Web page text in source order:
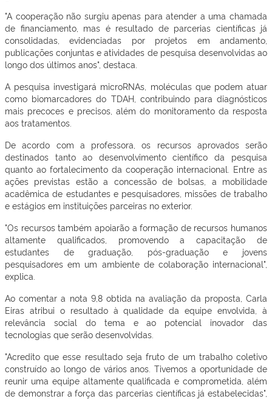
"A cooperação não surgiu apenas para atender a uma chamada
de financiamento, mas é resultado de parcerias científicas já
consolidadas, evidenciadas por projetos em andamento,
publicações conjuntas e atividades de pesquisa desenvolvidas ao
longo dos últimos anos", destaca.
A pesquisa investigará microRNAs, moléculas que podem atuar
como biomarcadores do TDAH, contribuindo para diagnósticos
mais precoces e precisos, além do monitoramento da resposta
aos tratamentos.
De acordo com a professora, os recursos aprovados serão
destinados tanto ao desenvolvimento científico da pesquisa
quanto ao fortalecimento da cooperação internacional. Entre as
ações previstas estão a concessão de bolsas, a mobilidade
acadêmica de estudantes e pesquisadores, missões de trabalho
e estágios em instituições parceiras no exterior.
"Os recursos também apoiarão a formação de recursos humanos
altamente qualificados, promovendo a capacitação de
estudantes de graduação, pós-graduação e jovens
pesquisadores em um ambiente de colaboração internacional",
explica.
Ao comentar a nota 9,8 obtida na avaliação da proposta, Carla
Eiras atribui o resultado à qualidade da equipe envolvida, à
relevância social do tema e ao potencial inovador das
tecnologias que serão desenvolvidas.
"Acredito que esse resultado seja fruto de um trabalho coletivo
construído ao longo de vários anos. Tivemos a oportunidade de
reunir uma equipe altamente qualificada e comprometida, além
de demonstrar a força das parcerias científicas já estabelecidas",